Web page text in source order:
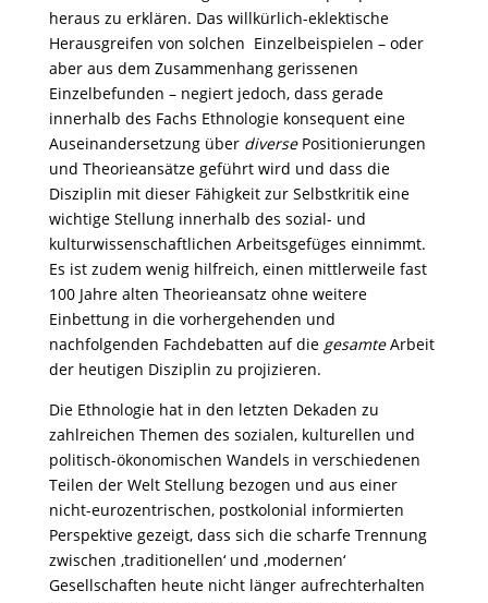
heraus zu erklären. Das willkürlich-eklektische
Herausgreifen von solchen Einzelbeispielen – oder
aber aus dem Zusammenhang gerissenen
Einzelbefunden – negiert jedoch, dass gerade
innerhalb des Fachs Ethnologie konsequent eine
Auseinandersetzung über diversePositionierungen
und Theorieansätze geführt wird und dass die
Disziplin mit dieser Fähigkeit zur Selbstkritik eine
wichtige Stellung innerhalb des sozial- und
kulturwissenschaftlichen Arbeitsgefüges einnimmt.
Es ist zudem wenig hilfreich, einen mittlerweile fast
100 Jahre alten Theorieansatz ohne weitere
Einbettung in die vorhergehenden und
nachfolgenden Fachdebatten auf die gesamteArbeit
der heutigen Disziplin zu projizieren.
Die Ethnologie hat in den letzten Dekaden zu
zahlreichen Themen des sozialen, kulturellen und
politisch-ökonomischen Wandels in verschiedenen
Teilen der Welt Stellung bezogen und aus einer
nicht-eurozentrischen, postkolonial informierten
Perspektive gezeigt, dass sich die scharfe Trennung
zwischen ‚traditionellen‘ und ‚modernen‘
Gesellschaften heute nicht länger aufrechterhalten